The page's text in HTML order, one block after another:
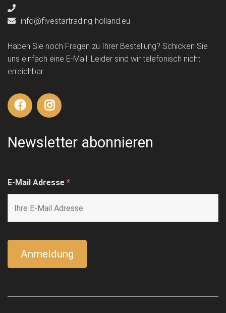
info@fivestartrading-holland.eu
Haben Sie noch Fragen zu Ihrer Bestellung? Schicken Sie
uns einfach eine E-Mail. Leider sind wir telefonisch nicht
erreichbar.
Newsletter abonnieren
E-Mail Adresse *